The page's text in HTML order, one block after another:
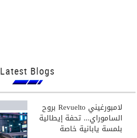
Latest Blogs
لامبورغيني Revuelto بروح
الساموراي... تحفة إيطالية
بلمسة يابانية خاصة